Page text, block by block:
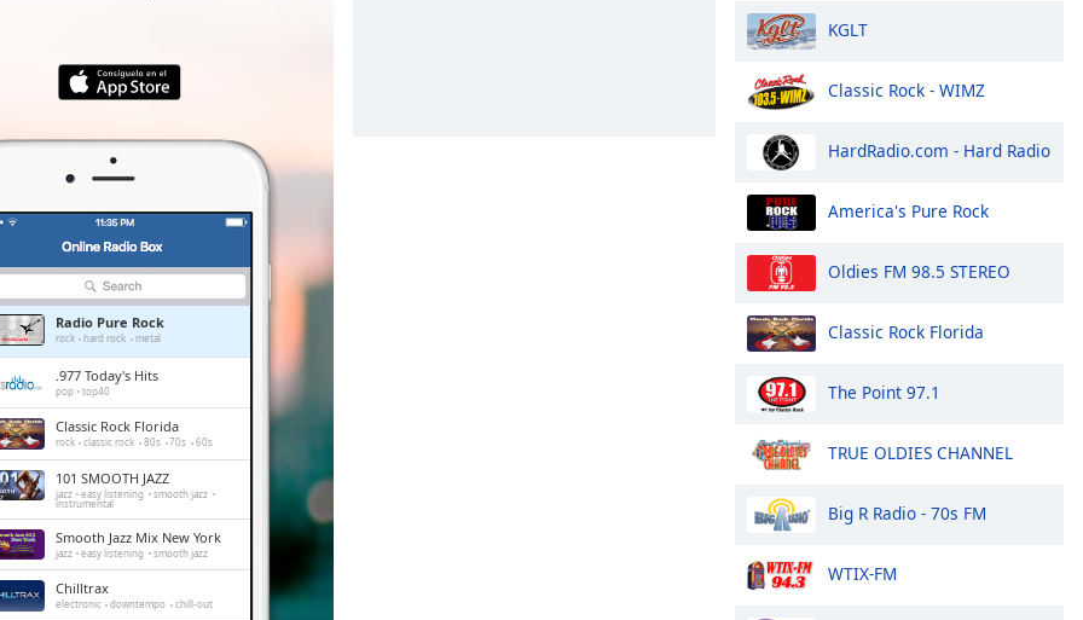
Radio Pure Rock
rock hard rock metal
.977 Today's Hits
pop top40
Classic Rock Florida
rock classic rock 80s 70s 60s
101 SMOOTH JAZZ
jazz easy listening smooth jazz
instrumental
Smooth Jazz Mix New York
jazz easy listening smooth jazz
Chilltrax
electronic downtempo chill-out
KGLT
Classic Rock - WIMZ
HardRadio.com - Hard Radio
America's Pure Rock
Oldies FM 98.5 STEREO
Classic Rock Florida
The Point 97.1
TRUE OLDIES CHANNEL
Big R Radio - 70s FM
WTIX-FM